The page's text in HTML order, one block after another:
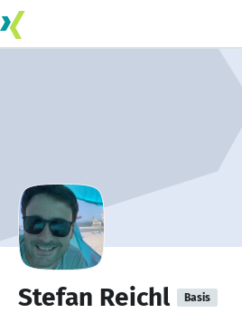
Stefan Reichl Basis